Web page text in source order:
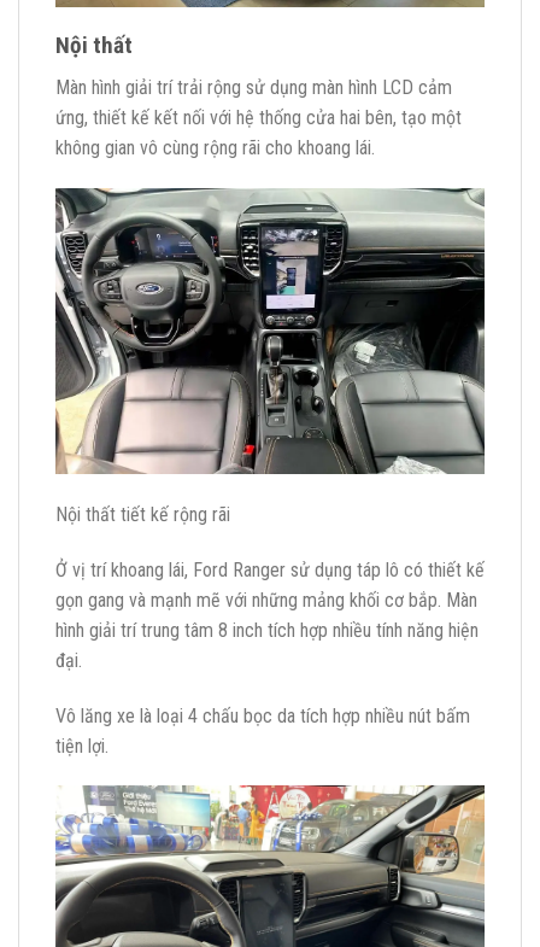
Nội thất
Màn hình giải trí trải rộng sử dụng màn hình LCD cảm
ứng, thiết kế kết nối với hệ thống cửa hai bên, tạo một
không gian vô cùng rộng rãi cho khoang lái.
Nội thất tiết kế rộng rãi
Ở vị trí khoang lái, Ford Ranger sử dụng táp lô có thiết kế
gọn gang và mạnh mẽ với những mảng khối cơ bắp. Màn
hình giải trí trung tâm 8 inch tích hợp nhiều tính năng hiện
đại.
Vô lăng xe là loại 4 chấu bọc da tích hợp nhiều nút bấm
tiện lợi.